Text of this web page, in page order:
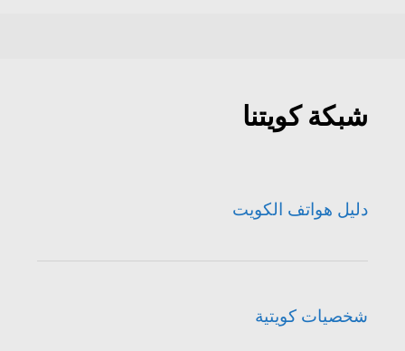
شبكة كويتنا
دليل هواتف الكويت
شخصيات كويتية